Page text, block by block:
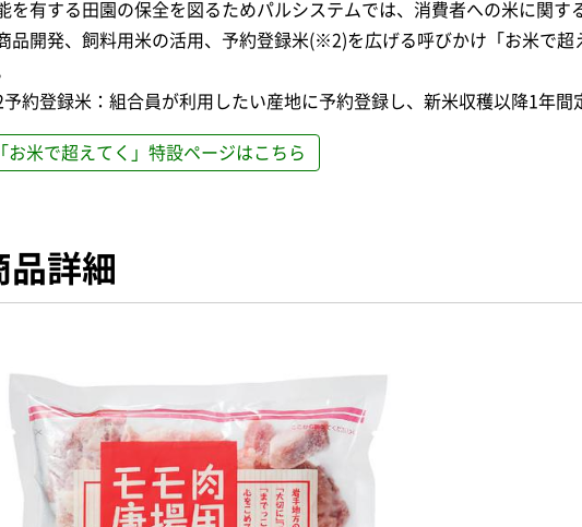
を有する田園の保全を図るためパルシステムでは、消費者への米に関す
品開発、飼料用米の活用、予約登録米(※2)を広げる呼びかけ「お米で超
約登録米：組合員が利用したい産地に予約登録し、新米収穫以降1年間
「お米で超えてく」特設ページはこちら
品詳細